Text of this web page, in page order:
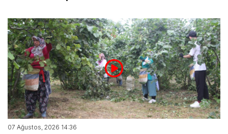
07 Ağustos, 2026 14:36